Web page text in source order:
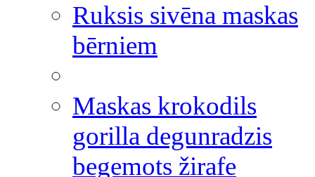
Ruksis sivēna maskas
bērniem
Maskas krokodils
gorilla degunradzis
begemots žirafe